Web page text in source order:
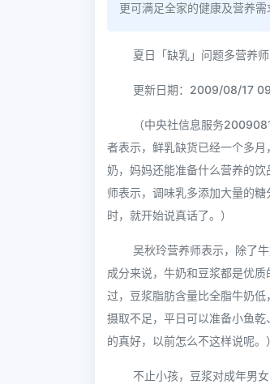
更可满足全家的健康及营养需
夏日「缺乳」问题多营养
更新日期：2009/08/17
（中央社信息服务
者表示，鲜乳缺货已经一个多
奶，妈妈还能准备什么营养的
师表示，调味乳多添加大量的
时，就开始说真话了。）
吴秋玲营养师表示，除了
成分来说，牛奶和豆浆都是优
过，豆浆脂肪含量比全脂牛奶
摄取不足，平日可以准备小鱼
的真好，以前怎么不这样说呢。）
不止小孩，豆浆对成年男